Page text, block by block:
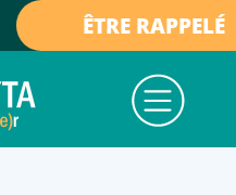
ÊTRE RAPPELÉ